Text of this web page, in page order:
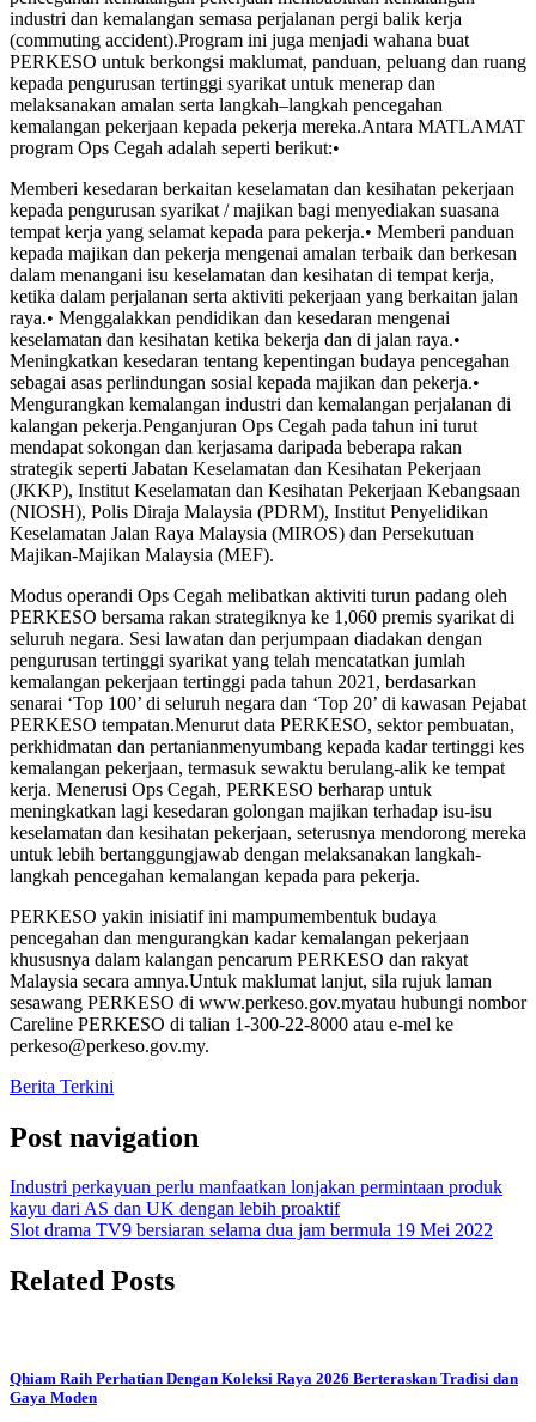
industri dan kemalangan semasa perjalanan pergi balik kerja
(commuting accident).Program ini juga menjadi wahana buat
PERKESO untuk berkongsi maklumat, panduan, peluang dan ruang
kepada pengurusan tertinggi syarikat untuk menerap dan
melaksanakan amalan serta langkah–langkah pencegahan
kemalangan pekerjaan kepada pekerja mereka.Antara MATLAMAT
program Ops Cegah adalah seperti berikut:•
Memberi kesedaran berkaitan keselamatan dan kesihatan pekerjaan
kepada pengurusan syarikat / majikan bagi menyediakan suasana
tempat kerja yang selamat kepada para pekerja.• Memberi panduan
kepada majikan dan pekerja mengenai amalan terbaik dan berkesan
dalam menangani isu keselamatan dan kesihatan di tempat kerja,
ketika dalam perjalanan serta aktiviti pekerjaan yang berkaitan jalan
raya.• Menggalakkan pendidikan dan kesedaran mengenai
keselamatan dan kesihatan ketika bekerja dan di jalan raya.•
Meningkatkan kesedaran tentang kepentingan budaya pencegahan
sebagai asas perlindungan sosial kepada majikan dan pekerja.•
Mengurangkan kemalangan industri dan kemalangan perjalanan di
kalangan pekerja.Penganjuran Ops Cegah pada tahun ini turut
mendapat sokongan dan kerjasama daripada beberapa rakan
strategik seperti Jabatan Keselamatan dan Kesihatan Pekerjaan
(JKKP), Institut Keselamatan dan Kesihatan Pekerjaan Kebangsaan
(NIOSH), Polis Diraja Malaysia (PDRM), Institut Penyelidikan
Keselamatan Jalan Raya Malaysia (MIROS) dan Persekutuan
Majikan-Majikan Malaysia (MEF).
Modus operandi Ops Cegah melibatkan aktiviti turun padang oleh
PERKESO bersama rakan strategiknya ke 1,060 premis syarikat di
seluruh negara. Sesi lawatan dan perjumpaan diadakan dengan
pengurusan tertinggi syarikat yang telah mencatatkan jumlah
kemalangan pekerjaan tertinggi pada tahun 2021, berdasarkan
senarai ‘Top 100’ di seluruh negara dan ‘Top 20’ di kawasan Pejabat
PERKESO tempatan.Menurut data PERKESO, sektor pembuatan,
perkhidmatan dan pertanianmenyumbang kepada kadar tertinggi kes
kemalangan pekerjaan, termasuk sewaktu berulang-alik ke tempat
kerja. Menerusi Ops Cegah, PERKESO berharap untuk
meningkatkan lagi kesedaran golongan majikan terhadap isu-isu
keselamatan dan kesihatan pekerjaan, seterusnya mendorong mereka
untuk lebih bertanggungjawab dengan melaksanakan langkah-
langkah pencegahan kemalangan kepada para pekerja.
PERKESO yakin inisiatif ini mampumembentuk budaya
pencegahan dan mengurangkan kadar kemalangan pekerjaan
khususnya dalam kalangan pencarum PERKESO dan rakyat
Malaysia secara amnya.Untuk maklumat lanjut, sila rujuk laman
sesawang PERKESO di www.perkeso.gov.myatau hubungi nombor
Careline PERKESO di talian 1-300-22-8000 atau e-mel ke
perkeso@perkeso.gov.my.
Berita Terkini
Post navigation
Industri perkayuan perlu manfaatkan lonjakan permintaan produk
kayu dari AS dan UK dengan lebih proaktif
Slot drama TV9 bersiaran selama dua jam bermula 19 Mei 2022
Related Posts
Qhiam Raih Perhatian Dengan Koleksi Raya 2026 Berteraskan Tradisi dan
Gaya Moden